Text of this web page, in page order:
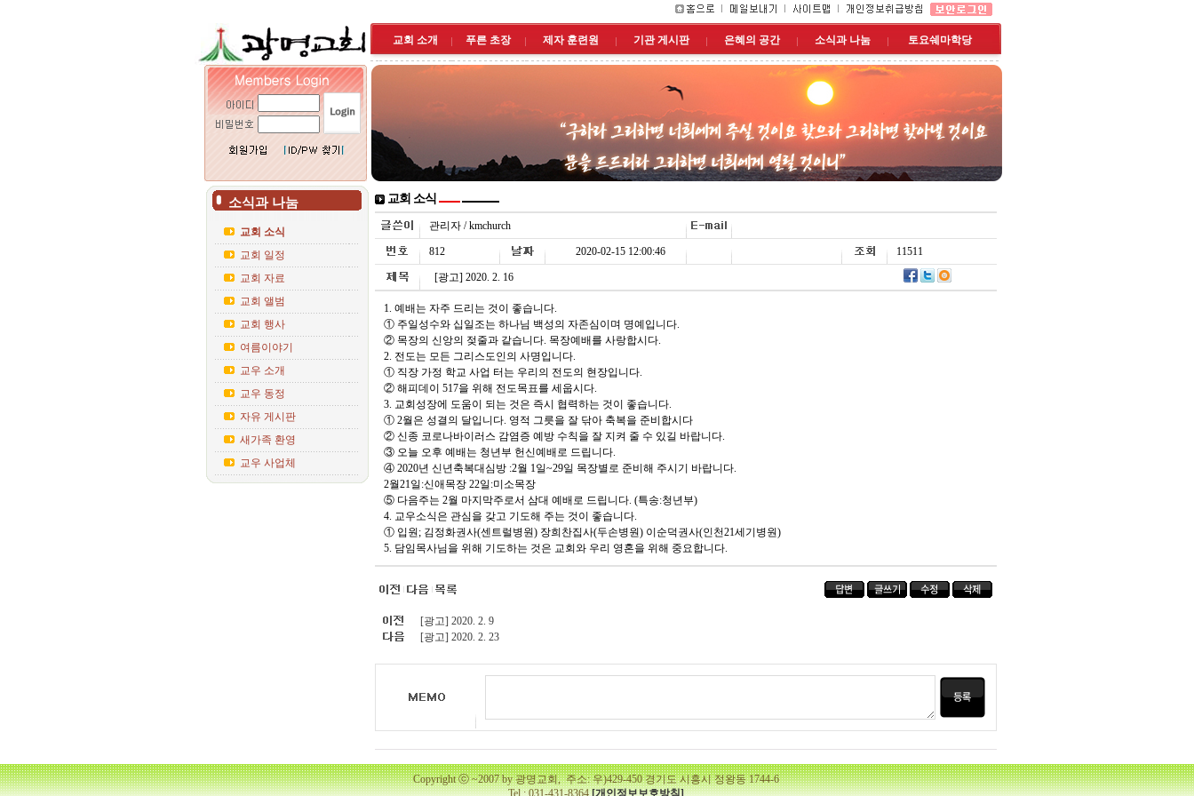
교회 소개 푸른 초장 제자 훈련원 기관 게시판 은혜의 공간 소식과 나눔 토요쉐마학당
소식과 나눔
교회 소식
교회 일정
교회 자료
교회 앨범
교회 행사
여름이야기
교우 소개
교우 동정
자유 게시판
새가족 환영
교우 사업체
교회 소식
관리자 / kmchurch
812 2020-02-15 12:00:46 11511
[광고] 2020. 2. 16
1. 예배는 자주 드리는 것이 좋습니다.
① 주일성수와 십일조는 하나님 백성의 자존심이며 명예입니다.
② 목장의 신앙의 젖줄과 같습니다. 목장예배를 사랑합시다.
2. 전도는 모든 그리스도인의 사명입니다.
① 직장 가정 학교 사업 터는 우리의 전도의 현장입니다.
② 해피데이 517을 위해 전도목표를 세웁시다.
3. 교회성장에 도움이 되는 것은 즉시 협력하는 것이 좋습니다.
① 2월은 성결의 달입니다. 영적 그릇을 잘 닦아 축복을 준비합시다
② 신종 코로나바이러스 감염증 예방 수칙을 잘 지켜 줄 수 있길 바랍니다.
③ 오늘 오후 예배는 청년부 헌신예배로 드립니다.
④ 2020년 신년축복대심방 :2월 1일~29일 목장별로 준비해 주시기 바랍니다.
2월21일:신애목장 22일:미소목장
⑤ 다음주는 2월 마지막주로서 삼대 예배로 드립니다. (특송:청년부)
4. 교우소식은 관심을 갖고 기도해 주는 것이 좋습니다.
① 입원; 김정화권사(센트럴병원) 장희찬집사(두손병원) 이순덕권사(인천21세기병원)
5. 담임목사님을 위해 기도하는 것은 교회와 우리 영혼을 위해 중요합니다.
[광고] 2020. 2. 9
[광고] 2020. 2. 23
Copyright ⓒ ~2007 by 광명교회, 주소: 우)429-450 경기도 시흥시 정왕동 1744-6
Tel : 031-431-8364[개인정보보호방침]